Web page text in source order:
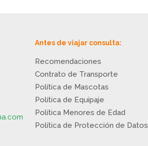
Antes de viajar consulta:
Recomendaciones
Contrato de Transporte
Política de Mascotas
Política de Equipaje
Política Menores de Edad
Política de Protección de Datos